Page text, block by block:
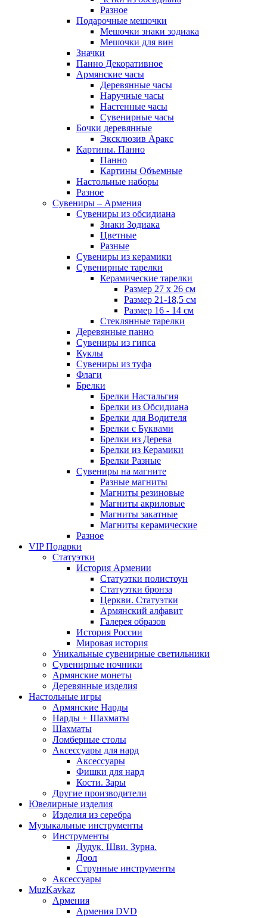
Разное
Подарочные мешочки
Мешочки знаки зодиака
Мешочки для вин
Значки
Панно Декоративное
Армянские часы
Деревянные часы
Наручные часы
Настенные часы
Сувенирные часы
Бочки деревянные
Эксклюзив Аракс
Картины. Панно
Панно
Картины Объемные
Настольные наборы
Разное
Сувениры – Армения
Сувениры из обсидиана
Знаки Зодиака
Цветные
Разные
Сувениры из керамики
Сувенирные тарелки
Керамические тарелки
Размер 27 х 26 см
Размер 21-18,5 см
Размер 16 - 14 см
Стеклянные тарелки
Деревянные панно
Сувениры из гипса
Куклы
Сувениры из туфа
Флаги
Брелки
Брелки Настальгия
Брелки из Обсидиана
Брелки для Водителя
Брелки с Буквами
Брелки из Дерева
Брелки из Керамики
Брелки Разные
Сувениры на магните
Разные магниты
Магниты резиновые
Магниты акриловые
Магниты закатные
Магниты керамические
Разное
VIP Подарки
Статуэтки
История Армении
Статуэтки полистоун
Статуэтки бронза
Церкви. Статуэтки
Армянский алфавит
Галерея образов
История России
Мировая история
Уникальные сувенирные светильники
Сувенирные ночники
Армянские монеты
Деревянные изделия
Настольные игры
Армянские Нарды
Нарды + Шахматы
Шахматы
Ломберные столы
Аксессуары для нард
Аксессуары
Фишки для нард
Кости. Зары
Другие производители
Ювелирные изделия
Изделия из серебра
Музыкальные инструменты
Инструменты
Дудук. Шви. Зурна.
Доол
Струнные инструменты
Аксессуары
MuzKavkaz
Армения
Армения DVD